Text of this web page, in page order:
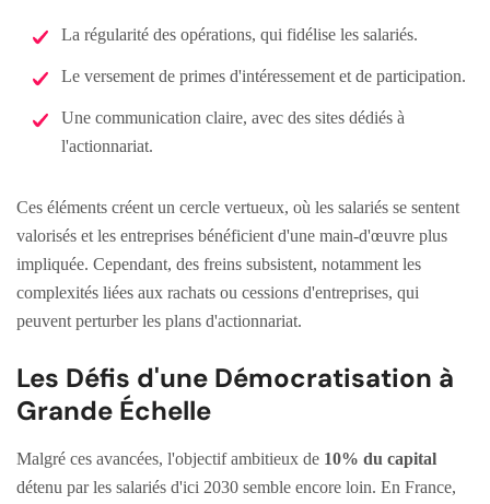
La régularité des opérations, qui fidélise les salariés.
Le versement de primes d'intéressement et de participation.
Une communication claire, avec des sites dédiés à
l'actionnariat.
Ces éléments créent un cercle vertueux, où les salariés se sentent
valorisés et les entreprises bénéficient d'une main-d'œuvre plus
impliquée. Cependant, des freins subsistent, notamment les
complexités liées aux rachats ou cessions d'entreprises, qui
peuvent perturber les plans d'actionnariat.
Les Défis d'une Démocratisation à
Grande Échelle
Malgré ces avancées, l'objectif ambitieux de 10% du capital
détenu par les salariés d'ici 2030 semble encore loin. En France,